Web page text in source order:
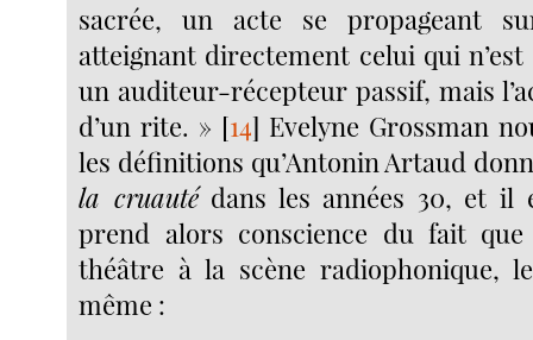
sacrée, un acte se propageant
atteignant directement celui qui
un auditeur-récepteur passif, mais
d’un rite. » [14] Evelyne Grossman
les définitions qu’Antonin Artaud
la cruautédans les années 30, et il
prend alors conscience du fait
théâtre à la scène radiophonique,
même :